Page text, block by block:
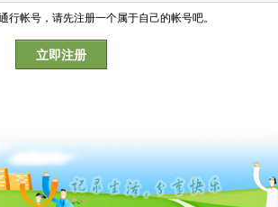
行帐号，请先注册一个属于自己的帐号吧。
立即注册